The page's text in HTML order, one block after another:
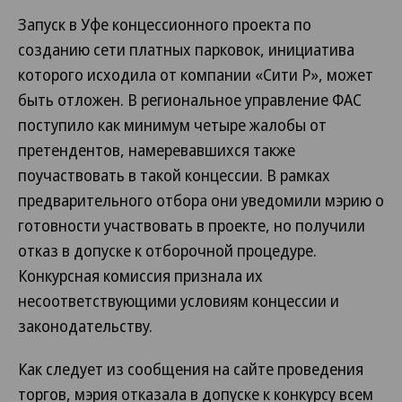
Запуск в Уфе концессионного проекта по
созданию сети платных парковок, инициатива
которого исходила от компании «Сити Р», может
быть отложен. В региональное управление ФАС
поступило как минимум четыре жалобы от
претендентов, намеревавшихся также
поучаствовать в такой концессии. В рамках
предварительного отбора они уведомили мэрию о
готовности участвовать в проекте, но получили
отказ в допуске к отборочной процедуре.
Конкурсная комиссия признала их
несоответствующими условиям концессии и
законодательству.
Как следует из сообщения на сайте проведения
торгов, мэрия отказала в допуске к конкурсу всем